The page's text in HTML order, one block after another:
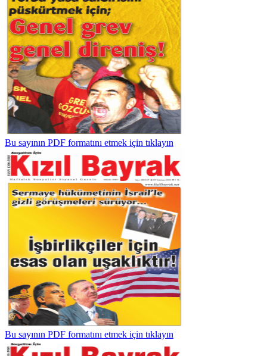
Bu sayının PDF formatını etmek için tıklayın
Bu sayının PDF formatını etmek için tıklayın